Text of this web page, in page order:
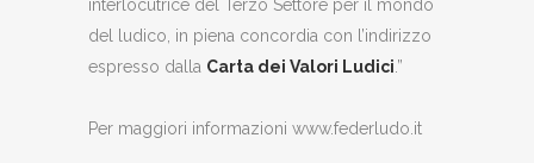
interlocutrice del Terzo Settore per il mondo
del ludico, in piena concordia con l’indirizzo
espresso dalla Carta dei Valori Ludici .”
Per maggiori informazioni www.federludo.it